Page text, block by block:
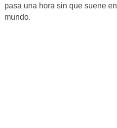
pasa una hora sin que suene
mundo.